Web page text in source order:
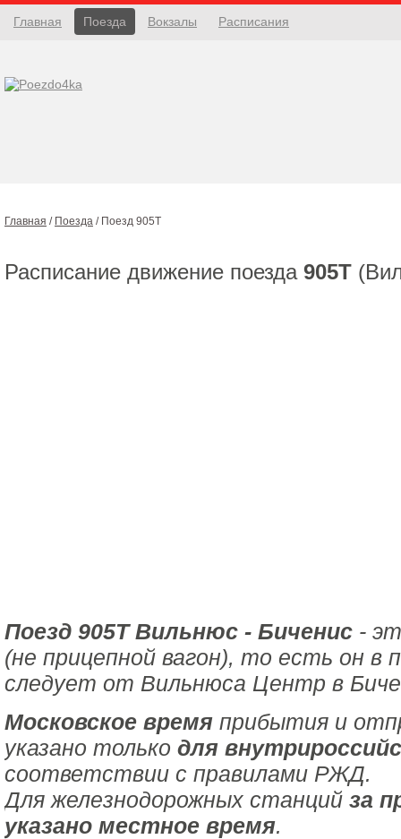
Главная Поезда Вокзалы Расписания
Главная / Поезда / Поезд 905Т
Расписание движение поезда 905Т
Поезд 905Т Вильнюс - Биченис -
(не прицепной вагон), то есть он в
следует от Вильнюса Центр в
Московское время прибытия и
указано только для
соответствии с правилами РЖД.
Для железнодорожных станций за
указано местное время.